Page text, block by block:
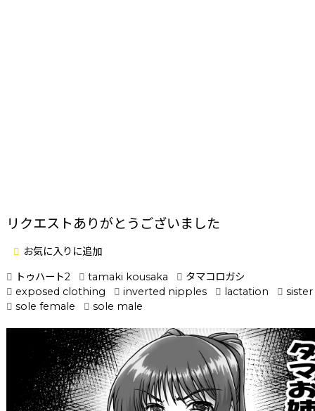
リクエストありがとうございました
お気に入りに追加
トゥハート2
tamaki kousaka
タマコロガシ
exposed clothing
inverted nipples lactation
sister
sole female
sole male